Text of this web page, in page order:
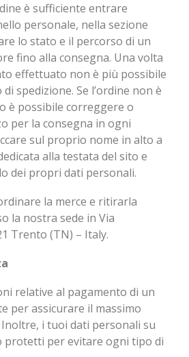
è sufficiente entrare
personale, nella sezione
lo stato e il percorso di un
fino alla consegna. Una volta
effettuato non è più possibile
spedizione. Se l’ordine non è
è possibile correggere o
per la consegna in ogni
sul proprio nome in alto a
alla testata del sito e
dei propri dati personali.
la merce e ritirarla
la nostra sede in Via
Trento (TN) – Italy.
relative al pagamento di un
per assicurare il massimo
i tuoi dati personali su
protetti per evitare ogni tipo di